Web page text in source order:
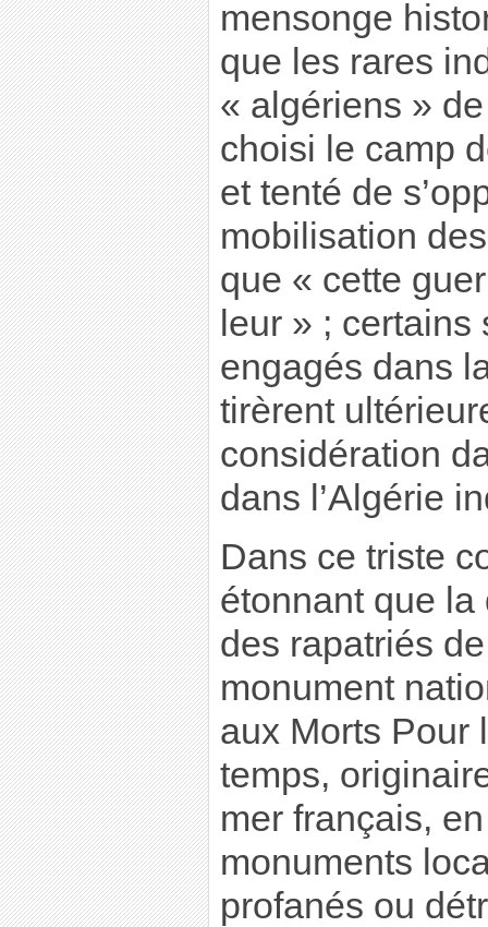
mensonge
que les rares
« algériens »
choisi le camp
et tenté de
mobilisation
que « cette
leur » ; certains
engagés dans
tirèrent
considération
dans l’Algérie
Dans ce triste
étonnant que
des rapatriés
monument
aux Morts Pour
temps,
mer français,
monuments
profanés ou